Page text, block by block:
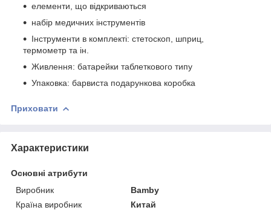
елементи, що відкриваються
набір медичних інструментів
Інструменти в комплекті: стетоскоп, шприц,
термометр та ін.
Живлення: батарейки таблеткового типу
Упаковка: барвиста подарункова коробка
Приховати
Характеристики
Основні атрибути
Виробник
Bamby
Країна виробник
Китай